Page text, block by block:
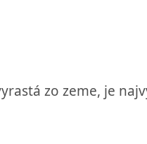
zo zeme, je